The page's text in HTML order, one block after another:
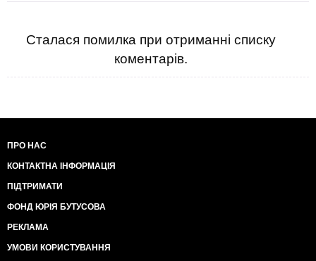
Сталася помилка при отриманні списку
коментарів.
ПРО НАС
КОНТАКТНА ІНФОРМАЦІЯ
ПІДТРИМАТИ
ФОНД ЮРІЯ БУТУСОВА
РЕКЛАМА
УМОВИ КОРИСТУВАННЯ